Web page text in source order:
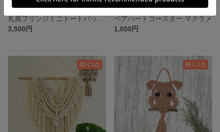
3,500円
ペアハートコースター マクラメ
1,050円
残り1点 残り1点